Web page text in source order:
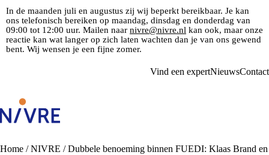
In de maanden juli en augustus zij wij beperkt bereikbaar. Je kan
ons telefonisch bereiken op maandag, dinsdag en donderdag van
09:00 tot 12:00 uur. Mailen naar nivre@nivre.nl kan ook, maar onze
reactie kan wat langer op zich laten wachten dan je van ons gewend
bent. Wij wensen je een fijne zomer.
Vind een expertNieuwsContact
Home /NIVRE /Dubbele benoeming binnen FUEDI: Klaas Brand en